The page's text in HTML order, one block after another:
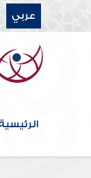
عربي